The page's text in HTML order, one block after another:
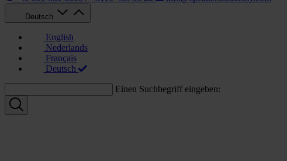
Deutsch
English
Nederlands
Français
Deutsch
Einen Suchbegriff eingeben: